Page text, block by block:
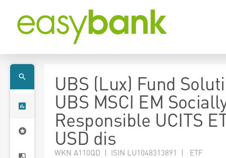
UBS (Lux) Fund
UBS MSCI EM
Responsible UCITS
USD dis
WKN A110QD | ISIN LU1048313891 | ETF